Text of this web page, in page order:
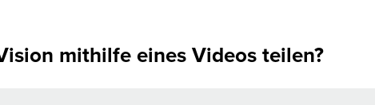
mithilfe eines Videos teilen?